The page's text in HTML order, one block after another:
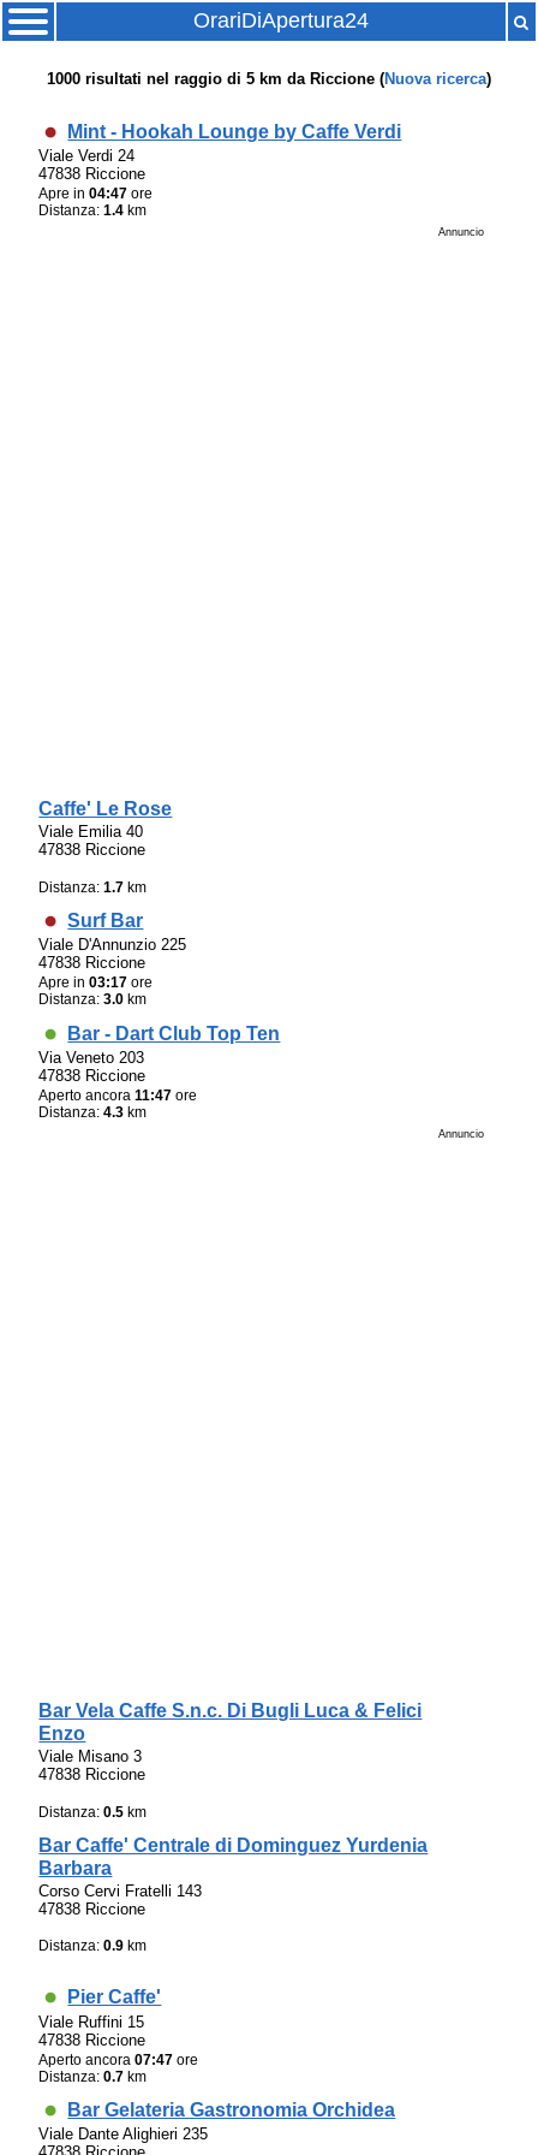
OrariDiApertura24
1000 risultati nel raggio di 5 km da Riccione (Nuova ricerca)
Mint - Hookah Lounge by Caffe Verdi
Viale Verdi 24
47838 Riccione
Apre in04:47 ore
Distanza:1.4 km
Annuncio
Caffe' Le Rose
Viale Emilia 40
47838 Riccione
Distanza:1.7 km
Surf Bar
Viale D'Annunzio 225
47838 Riccione
Apre in03:17 ore
Distanza:3.0 km
Bar - Dart Club Top Ten
Via Veneto 203
47838 Riccione
Aperto ancora11:47 ore
Distanza:4.3 km
Annuncio
Bar Vela Caffe S.n.c. Di Bugli Luca & Felici
Enzo
Viale Misano 3
47838 Riccione
Distanza:0.5 km
Bar Caffe' Centrale di Dominguez Yurdenia
Barbara
Corso Cervi Fratelli 143
47838 Riccione
Distanza:0.9 km
Pier Caffe'
Viale Ruffini 15
47838 Riccione
Aperto ancora07:47 ore
Distanza:0.7 km
Bar Gelateria Gastronomia Orchidea
Viale Dante Alighieri 235